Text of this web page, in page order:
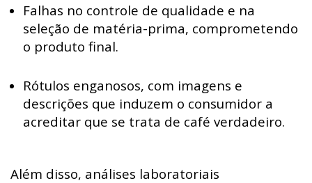
Falhas no controle de qualidade e na
seleção de matéria-prima, comprometendo
o produto final.
Rótulos enganosos, com imagens e
descrições que induzem o consumidor a
acreditar que se trata de café verdadeiro.
Além disso, análises laboratoriais